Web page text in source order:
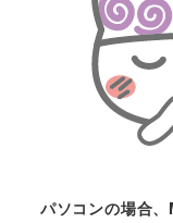
パソコンの場合